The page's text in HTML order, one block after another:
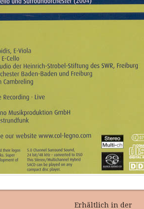
Erhältlich in der